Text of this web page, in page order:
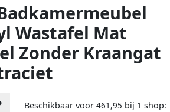
Wastafel Mat
Zonder Kraangat
Beschikbaar voor 461,95 bij 1 shop: